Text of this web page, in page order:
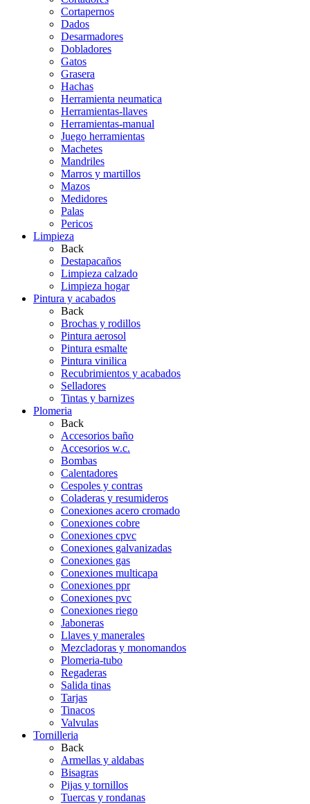
Cortapernos
Dados
Desarmadores
Dobladores
Gatos
Grasera
Hachas
Herramienta neumatica
Herramientas-llaves
Herramientas-manual
Juego herramientas
Machetes
Mandriles
Marros y martillos
Mazos
Medidores
Palas
Pericos
Limpieza
Back
Destapacaños
Limpieza calzado
Limpieza hogar
Pintura y acabados
Back
Brochas y rodillos
Pintura aerosol
Pintura esmalte
Pintura vinilica
Recubrimientos y acabados
Selladores
Tintas y barnizes
Plomeria
Back
Accesorios baño
Accesorios w.c.
Bombas
Calentadores
Cespoles y contras
Coladeras y resumideros
Conexiones acero cromado
Conexiones cobre
Conexiones cpvc
Conexiones galvanizadas
Conexiones gas
Conexiones multicapa
Conexiones ppr
Conexiones pvc
Conexiones riego
Jaboneras
Llaves y manerales
Mezcladoras y monomandos
Plomeria-tubo
Regaderas
Salida tinas
Tarjas
Tinacos
Valvulas
Tornilleria
Back
Armellas y aldabas
Bisagras
Pijas y tornillos
Tuercas y rondanas